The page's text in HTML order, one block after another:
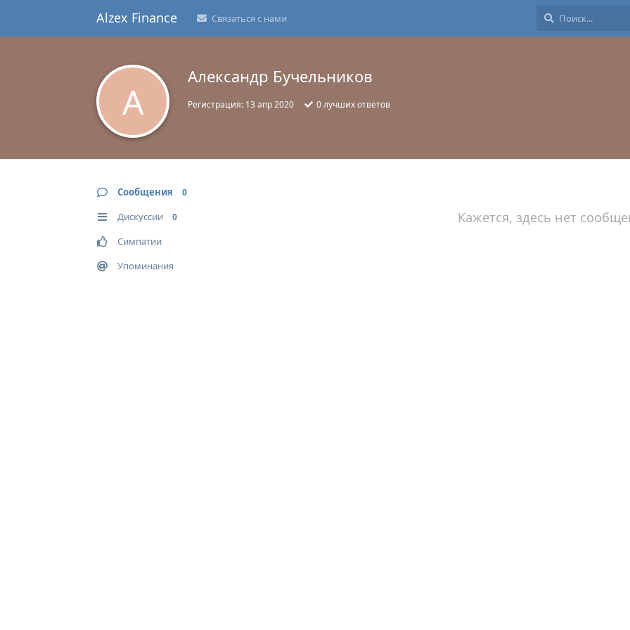
Alzex Finance Связаться с нами
А
Александр Бучельников
Регистрация: 13 апр 2020 0лучших ответов
Сообщения 0
Дискуссии 0
Симпатии
Упоминания
Кажется, здесь нет